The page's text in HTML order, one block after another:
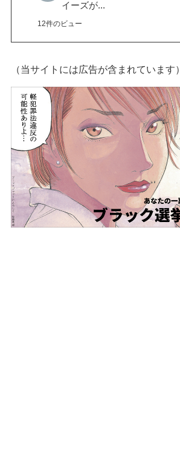
イーズが...
12件のビュー
（当サイトには広告が含まれています）